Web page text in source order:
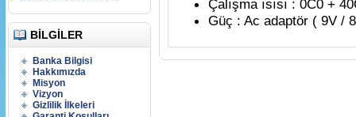
BILGILER
Banka Bilgisi
Hakkımızda
Misyon
Vizyon
Gizlilik İlkeleri
Çalışma ısısı : 0C0 +
Güç : Ac adaptör ( 9V /